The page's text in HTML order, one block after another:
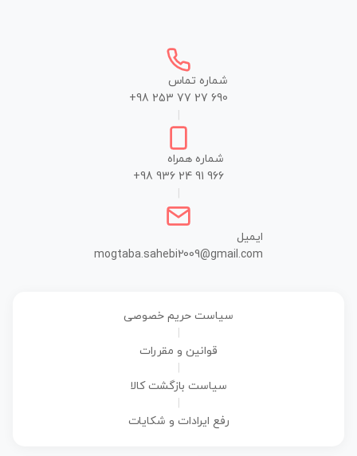
شماره تماس
+98 253 77 27 690
شماره همراه
+98 936 24 91 966
ایمیل
mogtaba.sahebi2009@gmail.com
سیاست حریم خصوصی
قوانین و مقررات
سیاست بازگشت کالا
رفع ایرادات و شکایات